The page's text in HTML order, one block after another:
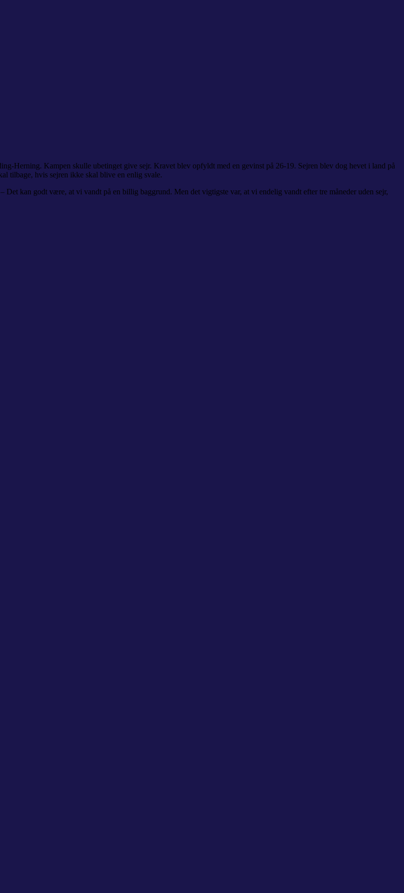
Herning. Kampen skulle ubetinget give sejr. Kravet blev opfyldt med en gevinst på 26-19. Sejren blev dog hevet i land på
tilbage, hvis sejren ikke skal blive en enlig svale.
Det kan godt være, at vi vandt på en billig baggrund. Men det vigtigste var, at vi endelig vandt efter tre måneder uden sejr,